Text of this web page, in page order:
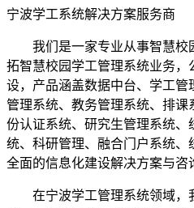
宁波学工系统解决方案服务商
我们是一家专业从事智慧校
拓智慧校园学工管理系统业务
设，产品涵盖数据中台、学工
管理系统、教务管理系统、排
份认证系统、研究生管理系统、
统、科研管理、融合门户系统
全面的信息化建设解决方案与咨
在宁波学工管理系统领域，